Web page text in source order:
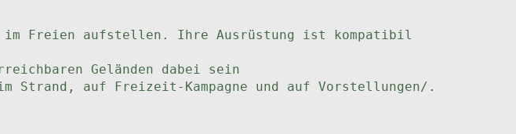
Freien aufstellen. Ihre Ausrüstung ist kompatibil
Geländen dabei sein
auf Freizeit-Kampagne und auf Vorstellungen/.